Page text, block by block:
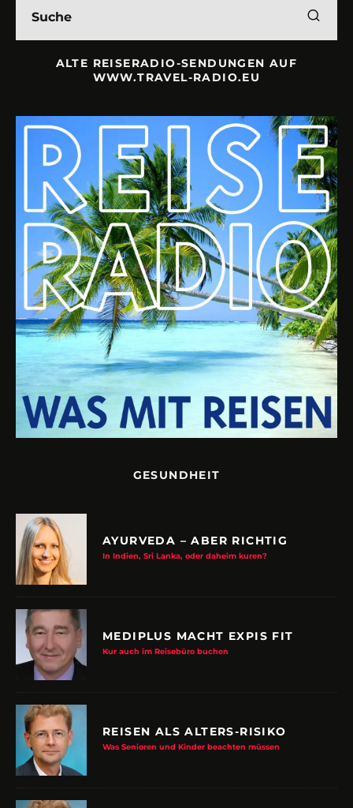
ALTE REISERADIO-SENDUNGEN AUF
WWW.TRAVEL-RADIO.EU
GESUNDHEIT
AYURVEDA – ABER RICHTIG
In Indien, Sri Lanka, oder daheim kuren?
MEDIPLUS MACHT EXPIS FIT
Kur auch im Reisebüro buchen
REISEN ALS ALTERS-RISIKO
Was Senioren und Kinder beachten müssen